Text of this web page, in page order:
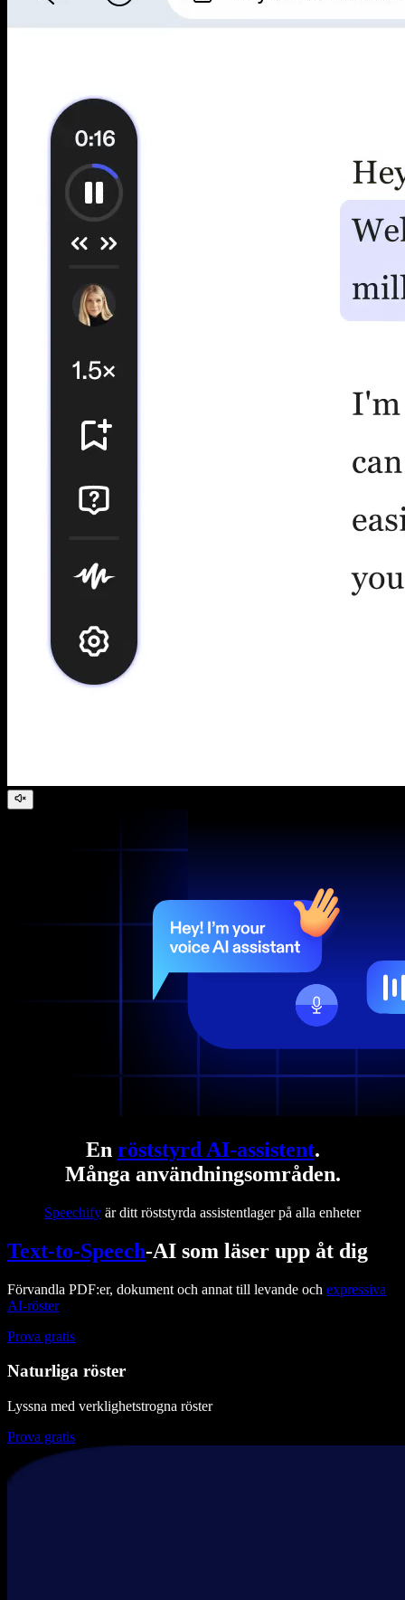
En röststyrd AI-assistent.
Många användningsområden.
Speechify är ditt röststyrda assistentlager på alla enheter
Text-to-Speech-AI som läser upp åt dig
Förvandla PDF:er, dokument och annat till levande och expressiva
AI-röster
Prova gratis
Naturliga röster
Lyssna med verklighetstrogna röster
Prova gratis